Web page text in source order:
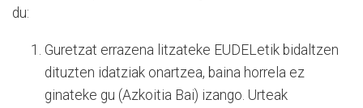
du:
Guretzat errazena litzateke EUDELetik bidaltzen
dituzten idatziak onartzea, baina horrela ez
ginateke gu (Azkoitia Bai) izango. Urteak